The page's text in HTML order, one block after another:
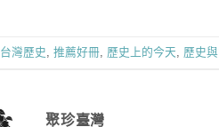
台灣歷史 推薦好冊 歷史上的今天 歷史
聚珍臺灣